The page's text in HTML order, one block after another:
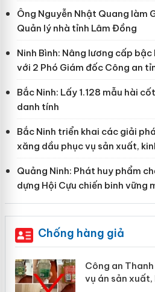
Ông Nguyễn Nhật Quang làm
Quản lý nhà tỉnh Lâm Đồng
Ninh Bình: Nâng lương cấp
với 2 Phó Giám đốc Công an
Bắc Ninh: Lấy 1.128 mẫu hài
danh tính
Bắc Ninh triển khai các giải
xăng dầu phục vụ sản xuất,
Quảng Ninh: Phát huy phẩm
dựng Hội Cựu chiến binh vững
Chống hàng giả
giả
Lào Cai xử lý
mại trong